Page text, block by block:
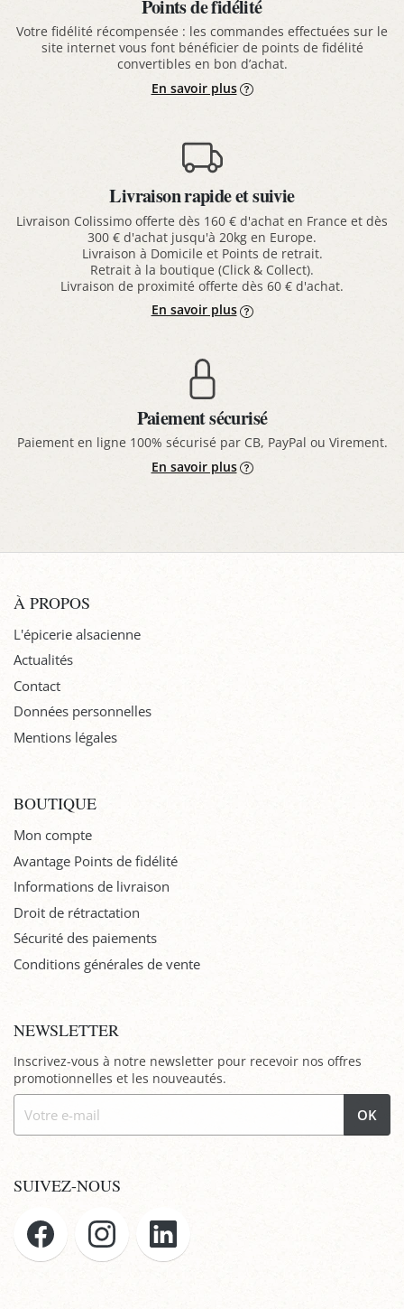
Points de fidélité
Votre fidélité récompensée : les commandes effectuées sur le
site internet vous font bénéficier de points de fidélité
convertibles en bon d’achat.
En savoir plus
Livraison rapide et suivie
Livraison Colissimo offerte dès 160 € d'achat en France et dès
300 € d'achat jusqu'à 20kg en Europe.
Livraison à Domicile et Points de retrait.
Retrait à la boutique (Click & Collect).
Livraison de proximité offerte dès 60 € d'achat.
En savoir plus
Paiement sécurisé
Paiement en ligne 100% sécurisé par CB, PayPal ou Virement.
En savoir plus
À PROPOS
L'épicerie alsacienne
Actualités
Contact
Données personnelles
Mentions légales
BOUTIQUE
Mon compte
Avantage Points de fidélité
Informations de livraison
Droit de rétractation
Sécurité des paiements
Conditions générales de vente
NEWSLETTER
Inscrivez-vous à notre newsletter pour recevoir nos offres
promotionnelles et les nouveautés.
OK
SUIVEZ-NOUS